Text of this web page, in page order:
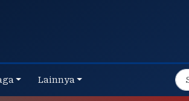
Lainnya